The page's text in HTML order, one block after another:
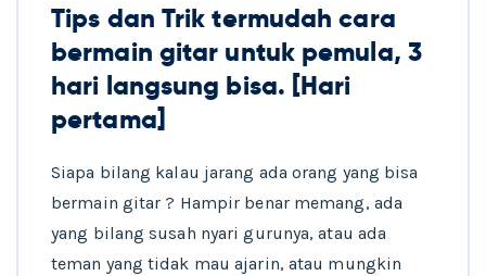
Tips dan Trik termudah cara
bermain gitar untuk pemula, 3
hari langsung bisa. [Hari
pertama]
Siapa bilang kalau jarang ada orang yang bisa
bermain gitar ? Hampir benar memang, ada
yang bilang susah nyari gurunya, atau ada
teman yang tidak mau ajarin, atau mungkin